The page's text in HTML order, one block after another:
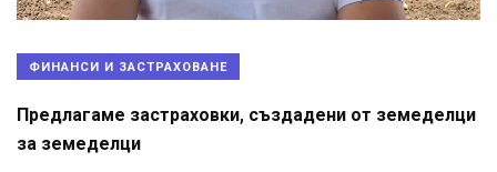
ФИНАНСИ И ЗАСТРАХОВАНЕ
Предлагаме застраховки, създадени от земеделци
за земеделци